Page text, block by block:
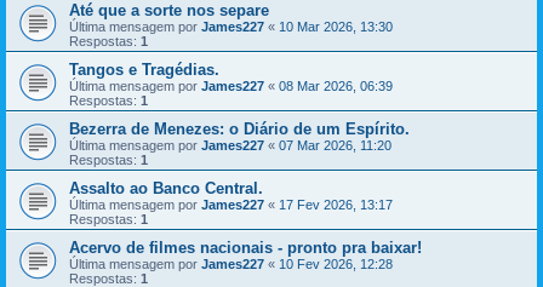
Até que a sorte nos separe
Última mensagem por James227 « 10 Mar 2026, 13:30
Respostas: 1
Tangos e Tragédias.
Última mensagem por James227 « 08 Mar 2026, 06:39
Respostas: 1
Bezerra de Menezes: o Diário de um Espírito.
Última mensagem por James227 « 07 Mar 2026, 11:20
Respostas: 1
Assalto ao Banco Central.
Última mensagem por James227 « 17 Fev 2026, 13:17
Respostas: 1
Acervo de filmes nacionais - pronto pra baixar!
Última mensagem por James227 « 10 Fev 2026, 12:28
Respostas: 1